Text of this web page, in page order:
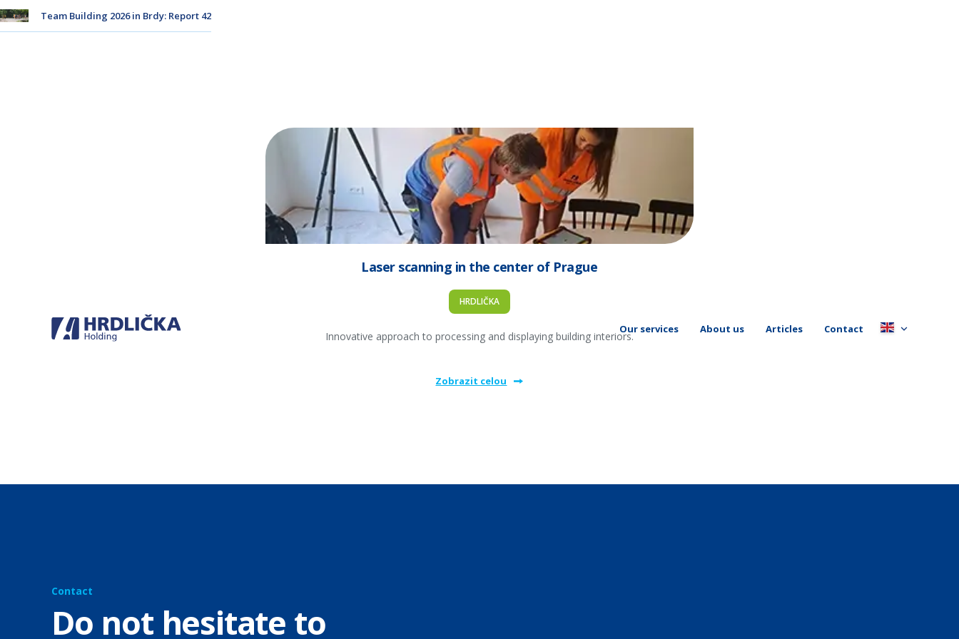
Team Building 2026 in Brdy: Report 42
Our services About us Articles Contact
Laser scanning in the center of Prague
HRDLIČKA
Innovative approach to processing and displaying building interiors.
Zobrazit celou
Contact
Do not hesitate to